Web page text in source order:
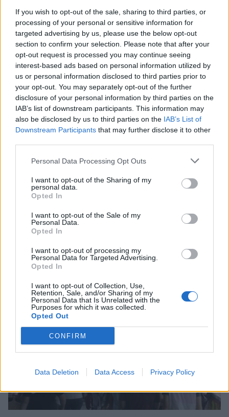
If you wish to opt-out of the sale, sharing to third parties, or
processing of your personal or sensitive information for
targeted advertising by us, please use the below opt-out
section to confirm your selection. Please note that after your
opt-out request is processed you may continue seeing
interest-based ads based on personal information utilized by
us or personal information disclosed to third parties prior to
your opt-out. You may separately opt-out of the further
disclosure of your personal information by third parties on the
IAB’s list of downstream participants. This information may
also be disclosed by us to third parties on the IAB’s List of
Downstream Participants that may further disclose it to other
Personal Data Processing Opt Outs
I want to opt-out of the Sharing of my
personal data.
Opted In
I want to opt-out of the Sale of my
Personal Data.
Opted In
I want to opt-out of processing my
Personal Data for Targeted Advertising.
Opted In
I want to opt-out of Collection, Use,
Retention, Sale, and/or Sharing of my
Personal Data that Is Unrelated with the
Purposes for which it was collected.
Opted Out
CONFIRM
Data Deletion Data Access Privacy Policy
Λακωνία: Ο Δημήτρης Μανιατάκος ακούει
αλλά δεν μιλάει – Θα είναι υποψήφιος
δήμαρχος Ευρώτα;
06/08/2026 13:10
Δήμος Ευρώτα: Σκουριά και φθορά η
αμείλικτη πραγματικότητα…
04/08/2026 09:07